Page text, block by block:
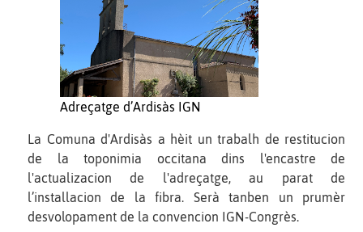
Adreçatge d’Ardisàs IGN
La Comuna d'Ardisàs a hèit un trabalh de restitucion
de la toponimia occitana dins l'encastre de
l'actualizacion de l'adreçatge, au parat de
l’installacion de la fibra. Serà tanben un prumèr
desvolopament de la convencion IGN-Congrès.